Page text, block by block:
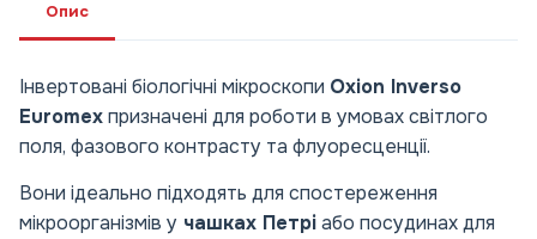
Опис
Інвертовані біологічні мікроскопи Oxion Inverso
Euromexпризначені для роботи в умовах світлого
поля, фазового контрасту та флуоресценції.
Вони ідеально підходять для спостереження
мікроорганізмів у чашках Петріабо посудинах для